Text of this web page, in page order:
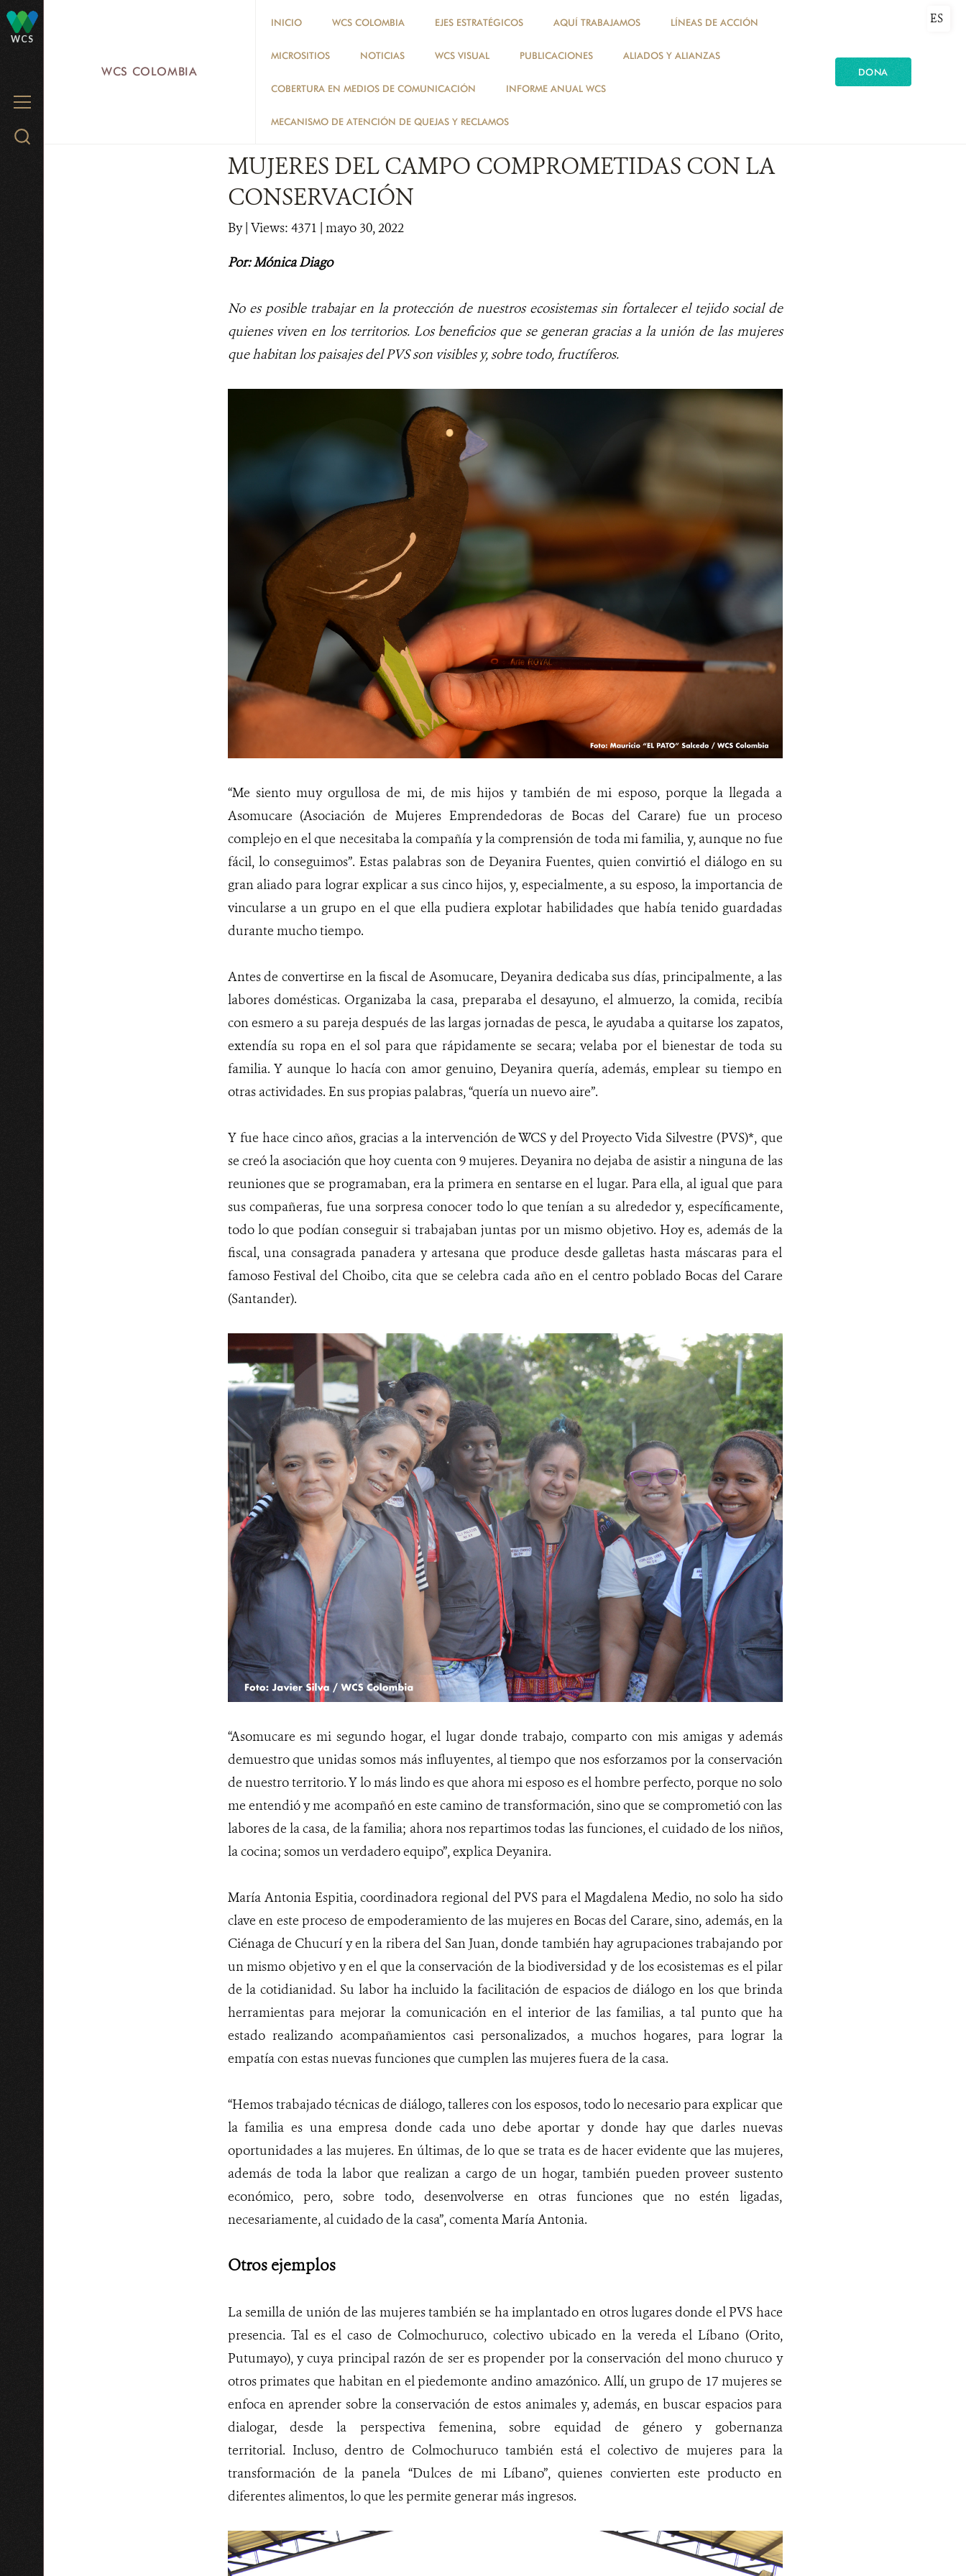
WCS
MENU
Search
WCS COLOMBIA
INICIO WCS COLOMBIA EJES ESTRATÉGICOS AQUÍ TRABAJAMOS LÍNEAS DE ACCIÓN
MICROSITIOS NOTICIAS WCS VISUAL PUBLICACIONES ALIADOS Y ALIANZAS
COBERTURA EN MEDIOS DE COMUNICACIÓN INFORME ANUAL WCS
MECANISMO DE ATENCIÓN DE QUEJAS Y RECLAMOS
DONA
ES
ESPECIES
MUJERES DEL CAMPO COMPROMETIDAS CON LA
CONSERVACIÓN
By| Views: 4371 | mayo 30, 2022
Por: Mónica Diago
No es posible trabajar en la protección de nuestros ecosistemas sin fortalecer el tejido social de
quienes viven en los territorios. Los beneficios que se generan gracias a la unión de las mujeres
que habitan los paisajes del PVS son visibles y, sobre todo, fructíferos.
“Me siento muy orgullosa de mi, de mis hijos y también de mi esposo, porque la llegada a
Asomucare (Asociación de Mujeres Emprendedoras de Bocas del Carare) fue un proceso
complejo en el que necesitaba la compañía y la comprensión de toda mi familia, y, aunque no fue
fácil, lo conseguimos”. Estas palabras son de Deyanira Fuentes, quien convirtió el diálogo en su
gran aliado para lograr explicar a sus cinco hijos, y, especialmente, a su esposo, la importancia de
vincularse a un grupo en el que ella pudiera explotar habilidades que había tenido guardadas
durante mucho tiempo.
Antes de convertirse en la fiscal de Asomucare, Deyanira dedicaba sus días, principalmente, a las
labores domésticas. Organizaba la casa, preparaba el desayuno, el almuerzo, la comida, recibía
con esmero a su pareja después de las largas jornadas de pesca, le ayudaba a quitarse los zapatos,
extendía su ropa en el sol para que rápidamente se secara; velaba por el bienestar de toda su
familia. Y aunque lo hacía con amor genuino, Deyanira quería, además, emplear su tiempo en
otras actividades. En sus propias palabras, “quería un nuevo aire”.
Y fue hace cinco años, gracias a la intervención de WCS y del Proyecto Vida Silvestre (PVS)*, que
se creó la asociación que hoy cuenta con 9 mujeres. Deyanira no dejaba de asistir a ninguna de las
reuniones que se programaban, era la primera en sentarse en el lugar. Para ella, al igual que para
sus compañeras, fue una sorpresa conocer todo lo que tenían a su alrededor y, específicamente,
todo lo que podían conseguir si trabajaban juntas por un mismo objetivo. Hoy es, además de la
fiscal, una consagrada panadera y artesana que produce desde galletas hasta máscaras para el
famoso Festival del Choibo, cita que se celebra cada año en el centro poblado Bocas del Carare
(Santander).
“Asomucare es mi segundo hogar, el lugar donde trabajo, comparto con mis amigas y además
demuestro que unidas somos más influyentes, al tiempo que nos esforzamos por la conservación
de nuestro territorio. Y lo más lindo es que ahora mi esposo es el hombre perfecto, porque no solo
me entendió y me acompañó en este camino de transformación, sino que se comprometió con las
labores de la casa, de la familia; ahora nos repartimos todas las funciones, el cuidado de los niños,
la cocina; somos un verdadero equipo”, explica Deyanira.
María Antonia Espitia, coordinadora regional del PVS para el Magdalena Medio, no solo ha sido
clave en este proceso de empoderamiento de las mujeres en Bocas del Carare, sino, además, en la
Ciénaga de Chucurí y en la ribera del San Juan, donde también hay agrupaciones trabajando por
un mismo objetivo y en el que la conservación de la biodiversidad y de los ecosistemas es el pilar
de la cotidianidad. Su labor ha incluido la facilitación de espacios de diálogo en los que brinda
herramientas para mejorar la comunicación en el interior de las familias, a tal punto que ha
estado realizando acompañamientos casi personalizados, a muchos hogares, para lograr la
empatía con estas nuevas funciones que cumplen las mujeres fuera de la casa.
“Hemos trabajado técnicas de diálogo, talleres con los esposos, todo lo necesario para explicar que
la familia es una empresa donde cada uno debe aportar y donde hay que darles nuevas
oportunidades a las mujeres. En últimas, de lo que se trata es de hacer evidente que las mujeres,
además de toda la labor que realizan a cargo de un hogar, también pueden proveer sustento
económico, pero, sobre todo, desenvolverse en otras funciones que no estén ligadas,
necesariamente, al cuidado de la casa”, comenta María Antonia.
Otros ejemplos
La semilla de unión de las mujeres también se ha implantado en otros lugares donde el PVS hace
presencia. Tal es el caso de Colmochuruco, colectivo ubicado en la vereda el Líbano (Orito,
Putumayo), y cuya principal razón de ser es propender por la conservación del mono churuco y
otros primates que habitan en el piedemonte andino amazónico. Allí, un grupo de 17 mujeres se
enfoca en aprender sobre la conservación de estos animales y, además, en buscar espacios para
dialogar, desde la perspectiva femenina, sobre equidad de género y gobernanza
territorial. Incluso, dentro de Colmochuruco también está el colectivo de mujeres para la
transformación de la panela “Dulces de mi Líbano”, quienes convierten este producto en
diferentes alimentos, lo que les permite generar más ingresos.